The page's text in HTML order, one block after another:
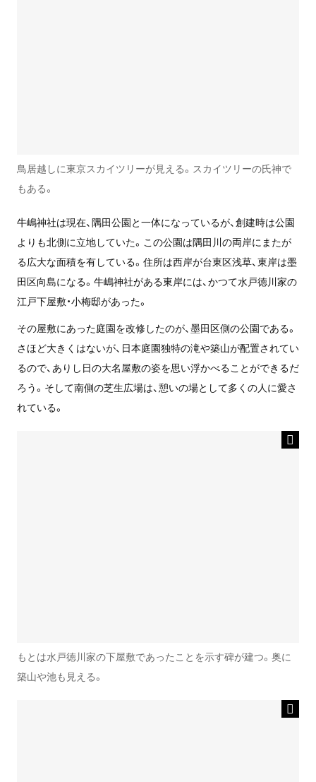
鳥居越しに東京スカイツリーが見える。スカイツリーの氏神で
もある。
牛嶋神社は現在、隅田公園と一体になっているが、創建時は公園
よりも北側に立地していた。この公園は隅田川の両岸にまたが
る広大な面積を有している。住所は西岸が台東区浅草、東岸は墨
田区向島になる。牛嶋神社がある東岸には、かつて水戸徳川家の
江戸下屋敷・小梅邸があった。
その屋敷にあった庭園を改修したのが、墨田区側の公園である。
さほど大きくはないが、日本庭園独特の滝や築山が配置されてい
るので、ありし日の大名屋敷の姿を思い浮かべることができるだ
ろう。そして南側の芝生広場は、憩いの場として多くの人に愛さ
れている。
もとは水戸徳川家の下屋敷であったことを示す碑が建つ。奥に
築山や池も見える。